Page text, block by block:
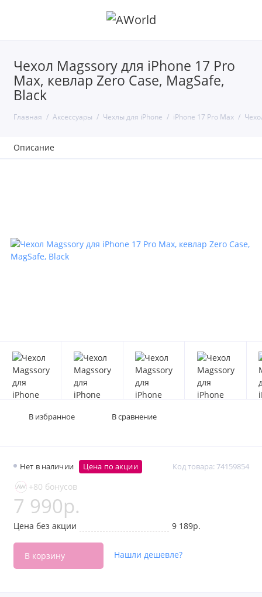
Чехол Magssory для iPhone 17 Pro
Max, кевлар Zero Case, MagSafe,
Black
Главная Аксессуары Чехлы для iPhone iPhone 17 Pro Max
Описание
Нет в наличии Код товара: 74159854
Цена по акции
+80 бонусов
7 990р.
Цена без акции 9 189р.
В корзину Нашли дешевле?
В избранное В сравнение